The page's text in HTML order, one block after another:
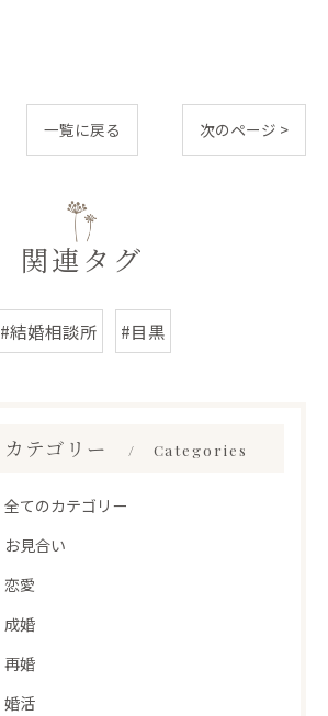
一覧に戻る 次のページ >
関連タグ
#結婚相談所 #目黒
カテゴリー Categories
全てのカテゴリー
お見合い
恋愛
成婚
再婚
婚活